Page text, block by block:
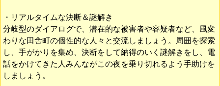
・リアルタイムな決断＆謎解き
分岐型のダイアログで、潜在的な被害者や容疑者など、風変
わりな田舎町の個性的な人々と交流しましょう。周囲を探索
し、手がかりを集め、決断をして納得のいく謎解きをし、電
話をかけてきた人みんながこの夜を乗り切れるよう手助けを
しましょう。